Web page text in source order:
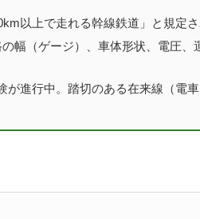
以上で走れる幹線鉄道」と規定さ
幅（ゲージ）、車体形状、電圧、
が進行中。踏切のある在来線（電